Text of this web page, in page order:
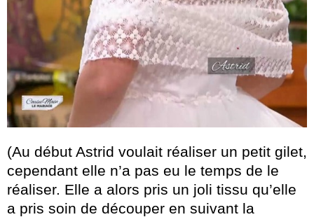
(Au début Astrid voulait réaliser un petit gilet,
cependant elle n’a pas eu le temps de le
réaliser. Elle a alors pris un joli tissu qu’elle
a pris soin de découper en suivant la